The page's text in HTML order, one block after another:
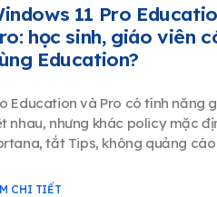
11 Pro
học sinh, giáo viên
Education?
Education và Pro có tính năng
nhau, nhưng khác policy mặc
tắt Tips, không quảng cáo
CHI TIẾT